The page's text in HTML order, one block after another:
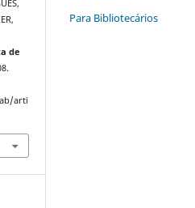
de
arti
Para Bibliotecários